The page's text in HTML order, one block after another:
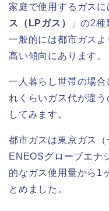
家庭で使用するガスに
ス（LPガス）
」の2
一般的には都市ガス
高い傾向にあります。
一人暮らし世帯の場
れくらいガス代が違
してみます。
都市ガスは東京ガス
ENEOSグローブエナ
的なガス使用量から1
とめました。